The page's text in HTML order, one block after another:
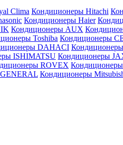
Clima Кондиционеры Hitachi
Кондиционеры Haier
Кондиционеры AUX
Toshiba Кондиционеры
DAHACI
ISHIMATSU Кондиционеры
ROVEX Кондиционеры
Кондиционеры